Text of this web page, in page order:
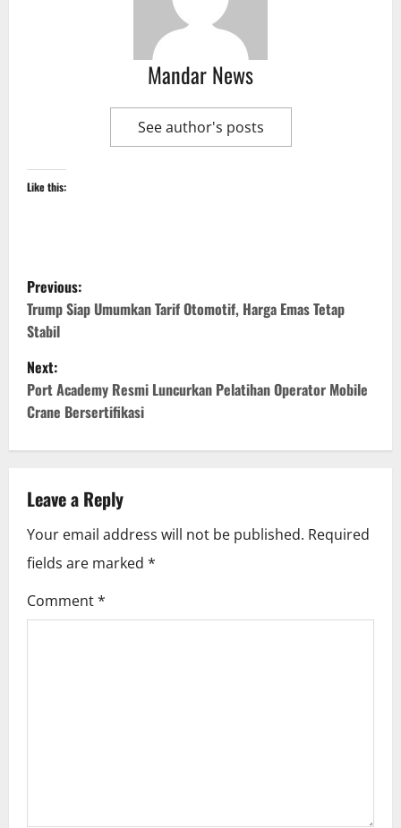
Mandar News
See author's posts
Like this:
P
o
s
t
n
v
i
g
a
Previous:
Trump Siap Umumkan Tarif Otomotif, Harga Emas Tetap
Stabil
Next:
Port Academy Resmi Luncurkan Pelatihan Operator Mobile
Crane Bersertifikasi
Leave a Reply
Your email address will not be published. Required
fields are marked *
Comment*